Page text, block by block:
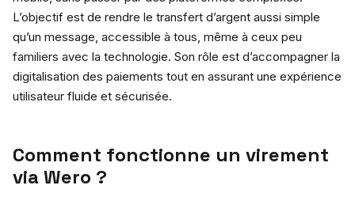
L’objectif est de rendre le transfert d’argent aussi simple
qu’un message, accessible à tous, même à ceux peu
familiers avec la technologie. Son rôle est d’accompagner la
digitalisation des paiements tout en assurant une expérience
utilisateur fluide et sécurisée.
Comment fonctionne un virement
via Wero ?